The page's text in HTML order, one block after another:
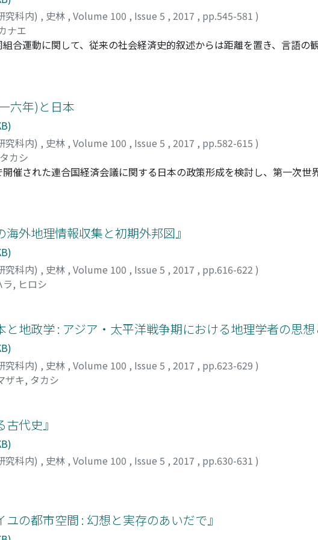
究科内) , 史林 , Volume 100 , Issue 5 , 2017 , pp.545-581 )
ナエ
合運動に関して、従来の社会経済史的叙述からは距離を置き、言語の
背景を明らかにした。運動が急速に拡大した一九世紀後半から第一次
ってどのように用いられたのかを分析した。その結果、これらの言語
い方をされ彼らのアイデンティティ構築に寄与したが、同時に、共通
たことが明らかになった。協同組合運動は、時代の流行の言語をうまく
ができたため、ヴィクトリア時代を代表する一大潮流となりえたので
六年)と日本
究科内) , 史林 , Volume 100 , Issue 5 , 2017 , pp.582-615 )
カシ
催された連合国経済会議に関する日本の政策形成を検討し、第一次世
端を明らかにする。会議の開催通知を受けた大隈内閣は、会議のもつ
構の強化を重視する観点から、速やかな決議承認と関連法案・機構の
した阪谷芳郎らは、世界経済のブロック化は不可避であるとの切迫し
編を主張し始めた。そしてその後、日本国内でも自由貿易への危機意識
実際に検討されることになるのであった。
外地理情報収集と初期外邦図』
究科内) , 史林 , Volume 100 , Issue 5 , 2017 , pp.616-622 )
ラ, ヒロシ
地政学 : アジア・太平洋戦争期における地理学者の思
究科内) , 史林 , Volume 100 , Issue 5 , 2017 , pp.623-629 )
ザキ, タカシ
代史』
究科内) , 史林 , Volume 100 , Issue 5 , 2017 , pp.630-631 )
の都市空間 : 幻想と実存のあいだで』